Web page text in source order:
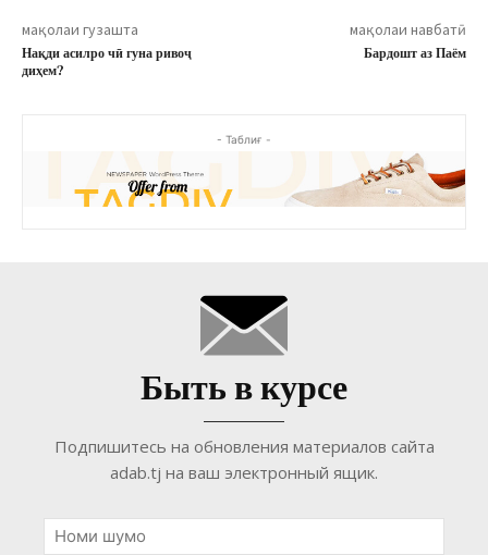
мақолаи гузашта
Нақди асилро чӣ гуна ривоҷ
диҳем?
мақолаи навбатӣ
Бардошт аз Паём
- Таблиғ -
Быть в курсе
Подпишитесь на обновления материалов сайта
adab.tj на ваш электронный ящик.